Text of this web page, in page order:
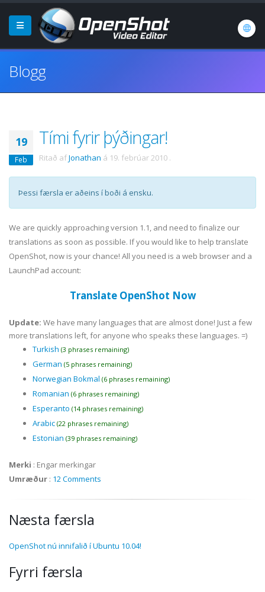
Blogg
19
Feb
Tími fyrir þýðingar!
Ritað afJonathan á 19. febrúar 2010 .
Þessi færsla er aðeins í boði á ensku.
We are quickly approaching version 1.1, and need to finalize our
translations as soon as possible. If you would like to help translate
OpenShot, now is your chance! All you need is a web browser and a
LaunchPad account:
Translate OpenShot Now
Update: We have many languages that are almost done! Just a few
more translations left, for anyone who speaks these languages. =)
Turkish (3 phrases remaining)
German (5 phrases remaining)
Norwegian Bokmal (6 phrases remaining)
Romanian (6 phrases remaining)
Esperanto (14 phrases remaining)
Arabic (22 phrases remaining)
Estonian (39 phrases remaining)
Merki : Engar merkingar
Umræður : 12 Comments
Næsta færsla
OpenShot nú innifalið í Ubuntu 10.04!
Fyrri færsla